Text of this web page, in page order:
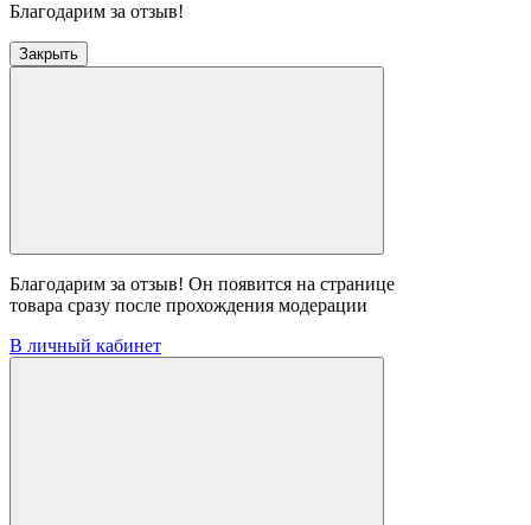
Благодарим за отзыв!
Закрыть
Благодарим за отзыв! Он появится на странице
товара сразу после прохождения модерации
В личный кабинет